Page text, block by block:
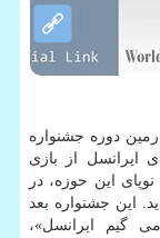
دوره جشنواره
ایرانسل از بازی
این حوزه، در
این جشنواره بعد
گیم ایرانسل»،